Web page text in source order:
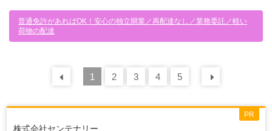
普通免許があればOK！安心の独立開業／再配達なし／業務委託／軽い
荷物の配達
前の 30
1 2 3 4 5
株式会社センテナリー
PR